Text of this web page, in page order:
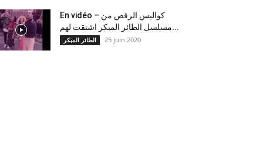
En vidéo – كواليس الرقص من
مسلسل الطائر المبكر اشتقت لهم...
الطائر المبكر 25 juin 2020